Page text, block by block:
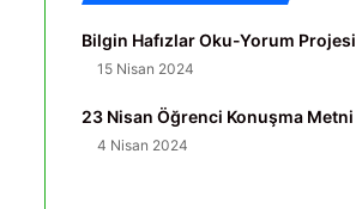
Bilgin Hafızlar Oku-Yorum Projesi
15 Nisan 2024
23 Nisan Öğrenci Konuşma Metni
4 Nisan 2024